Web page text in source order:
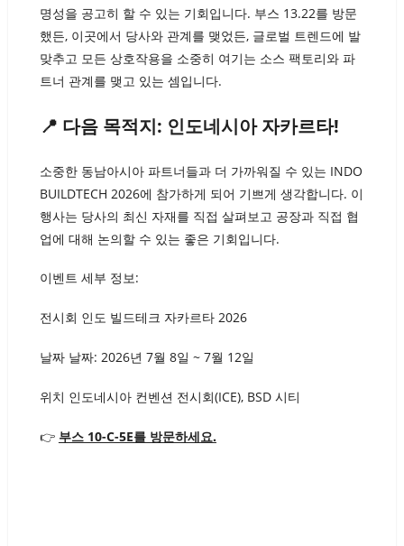
명성을 공고히 할 수 있는 기회입니다. 부스 13.22를 방문
했든, 이곳에서 당사와 관계를 맺었든, 글로벌 트렌드에 발
맞추고 모든 상호작용을 소중히 여기는 소스 팩토리와 파
트너 관계를 맺고 있는 셈입니다.
📍 다음 목적지: 인도네시아 자카르타!
소중한 동남아시아 파트너들과 더 가까워질 수 있는 INDO
BUILDTECH 2026에 참가하게 되어 기쁘게 생각합니다. 이
행사는 당사의 최신 자재를 직접 살펴보고 공장과 직접 협
업에 대해 논의할 수 있는 좋은 기회입니다.
이벤트 세부 정보:
전시회 인도 빌드테크 자카르타 2026
날짜 날짜: 2026년 7월 8일 ~ 7월 12일
위치 인도네시아 컨벤션 전시회(ICE), BSD 시티
👉 부스 10-C-5E를 방문하세요.